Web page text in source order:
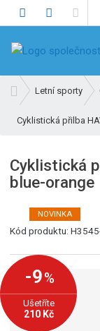
v
o
í
s
a
a
Letní sporty
Cyklistická přilba
Cyklistická
blue-orange
NOVINKA
Kód produktu:
-9%
Ušetříte
210 Kč